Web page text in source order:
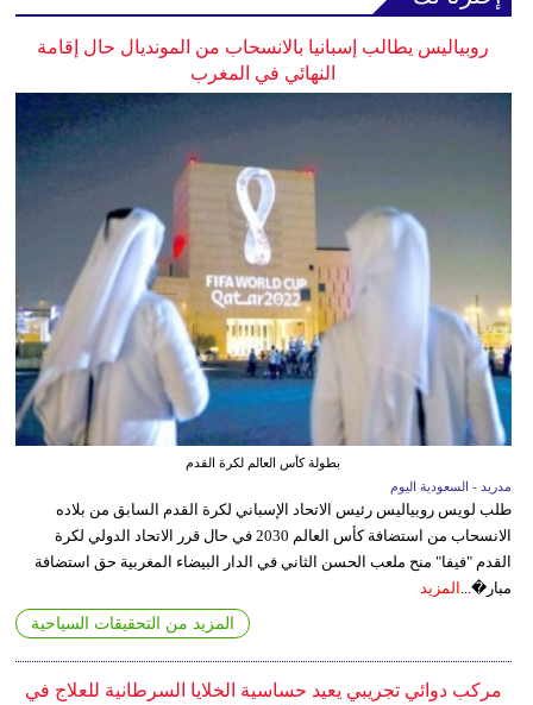
روبياليس يطالب إسبانيا بالانسحاب من المونديال حال إقامة
النهائي في المغرب
بطولة كأس العالم لكرة القدم
مدريد - السعودية اليوم
طلب لويس روبياليس رئيس الاتحاد الإسباني لكرة القدم السابق من بلاده
الانسحاب من استضافة كأس العالم 2030 في حال قرر الاتحاد الدولي لكرة
القدم "فيفا" منح ملعب الحسن الثاني في الدار البيضاء المغربية حق استضافة
مبار�... المزيد
المزيد من التحقيقات السياحية
مركب دوائي تجريبي يعيد حساسية الخلايا السرطانية للعلاج في